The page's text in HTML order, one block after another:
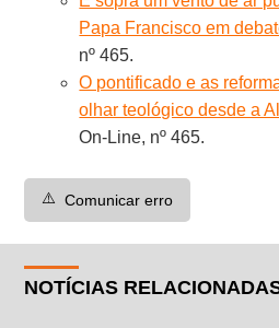
Papa Francisco em
nº 465.
O pontificado e as
olhar teológico desde a
On-Line, nº 465.
⚠️ Comunicar erro
NOTÍCIAS